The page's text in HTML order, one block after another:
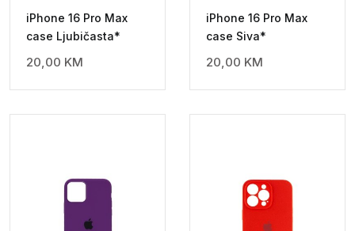
iPhone 16 Pro Max
case Ljubičasta*
20,00 KM
iPhone 16 Pro Max
case Siva*
20,00 KM